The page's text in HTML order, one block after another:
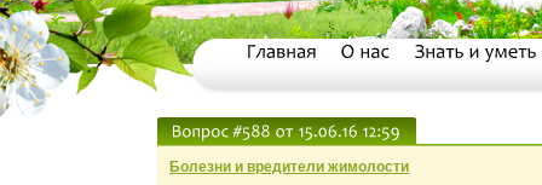
Болезни и вредители жимолости